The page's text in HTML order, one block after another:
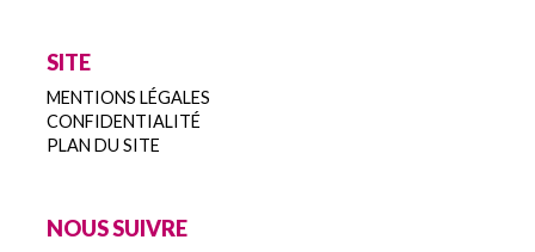
SITE
MENTIONS LÉGALES
CONFIDENTIALITÉ
PLAN DU SITE
NOUS SUIVRE